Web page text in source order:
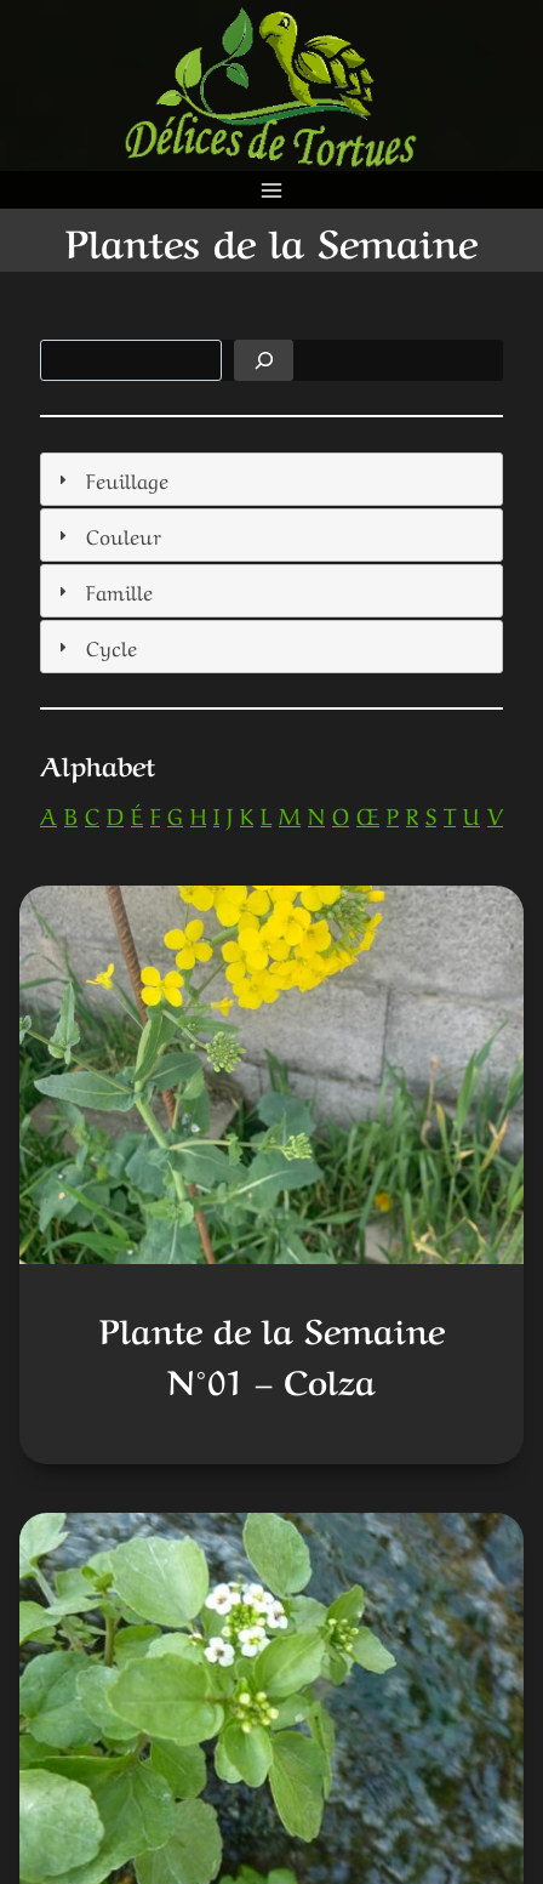
Plantes de la Semaine
Plante de la Semaine
N°01 – Colza
Rechercher
Feuillage
Couleur
Famille
Cycle
Alphabet
A B C D É F G H I J K L M N O Œ P R S T U V